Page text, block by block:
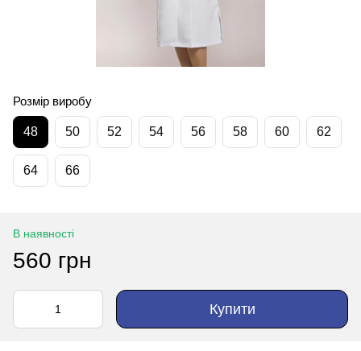
Розмір виробу
48 50 52 54 56 58 60 62
64 66
В наявності
560 грн
Купити